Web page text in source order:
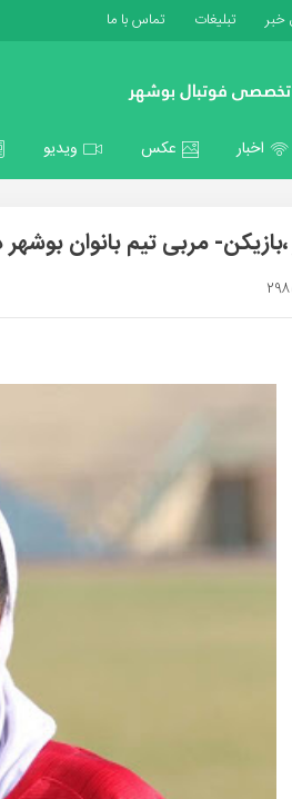
خبر تبلیغات تماس با ما
اخبار عکس ویدیو
مربی تیم بانوان بوشهر